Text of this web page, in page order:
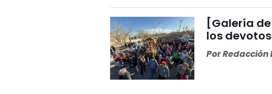
[Galería
los
PorRedacción